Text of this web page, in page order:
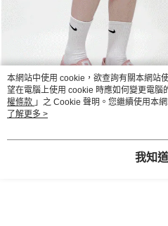
本網站中使用 cookie，欲查詢有關本網站
望在電腦上使用 cookie 時應如何變更電腦
權條款 」之 Cookie 聲明。您繼續使用本
用條款之 Cookie 聲明使用 cookie。
了解更多 >
我知